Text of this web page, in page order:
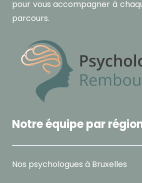
pour vous accompagner à
parcours.
Notre équipe par
Nos psychologues à Bruxelles